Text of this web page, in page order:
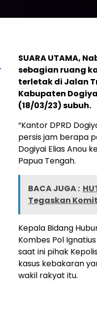
SUARA UTAMA,
sebagian ruang
terletak di Jalan
Kabupaten
(18/03/23) subuh.
“Kantor DPRD
persis jam berapa
Dogiyai Elias Anou
Papua Tengah.
BACA JUGA :
Tegaskan
Kepala Bidang
Kombes Pol
saat ini pihak
kasus kebakaran
wakil rakyat itu.